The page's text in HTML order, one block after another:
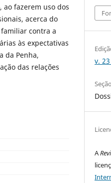
fazerem uso dos
acerca do
contra a
às expectativas
da Penha,
das relações
v.
Seção
A